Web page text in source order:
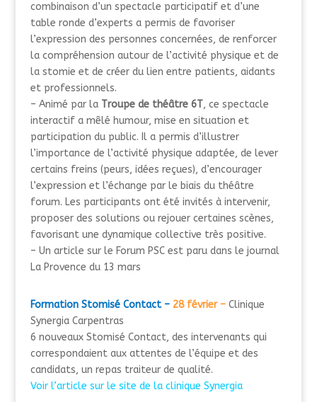
combinaison d’un spectacle participatif et d’une
table ronde d’experts a permis de favoriser
l’expression des personnes concernées, de renforcer
la compréhension autour de l’activité physique et de
la stomie et de créer du lien entre patients, aidants
et professionnels.
– Animé par la Troupe de théâtre 6T, ce spectacle
interactif a mêlé humour, mise en situation et
participation du public. Il a permis d’illustrer
l’importance de l’activité physique adaptée, de lever
certains freins (peurs, idées reçues), d’encourager
l’expression et l’échange par le biais du théâtre
forum. Les participants ont été invités à intervenir,
proposer des solutions ou rejouer certaines scènes,
favorisant une dynamique collective très positive.
– Un article sur le Forum PSC est paru dans le journal
La Provence du 13 mars
Formation Stomisé Contact – 28 février –Clinique
Synergia Carpentras
6 nouveaux Stomisé Contact, des intervenants qui
correspondaient aux attentes de l’équipe et des
candidats, un repas traiteur de qualité.
Voir l’article sur le site de la clinique Synergia